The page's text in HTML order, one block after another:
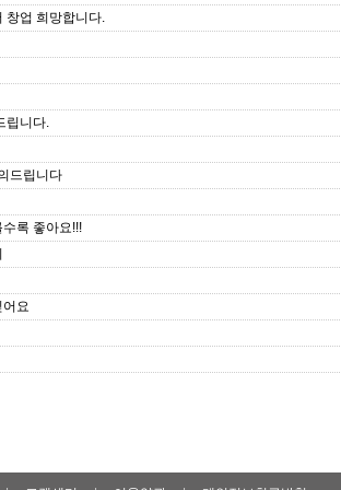
창업 희망합니다.
립니다.
드립니다
록 좋아요!!!
요